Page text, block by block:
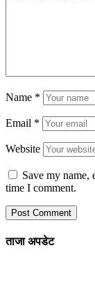
Name *
Email *
Website
Save my name,
time I comment.
ताजा अपडेट